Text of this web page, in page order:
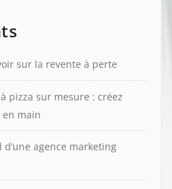
sur la revente à perte
pizza sur mesure : créez
main
agence marketing